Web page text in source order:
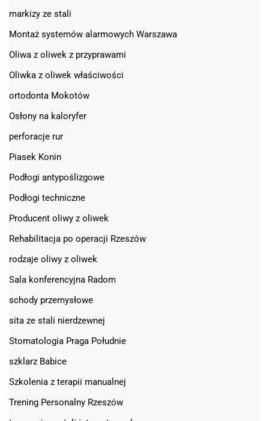
markizy ze stali
Montaż systemów alarmowych Warszawa
Oliwa z oliwek z przyprawami
Oliwka z oliwek właściwości
ortodonta Mokotów
Osłony na kaloryfer
perforacje rur
Piasek Konin
Podłogi antypoślizgowe
Podłogi techniczne
Producent oliwy z oliwek
Rehabilitacja po operacji Rzeszów
rodzaje oliwy z oliwek
Sala konferencyjna Radom
schody przemysłowe
sita ze stali nierdzewnej
Stomatologia Praga Południe
szklarz Babice
Szkolenia z terapii manualnej
Trening Personalny Rzeszów